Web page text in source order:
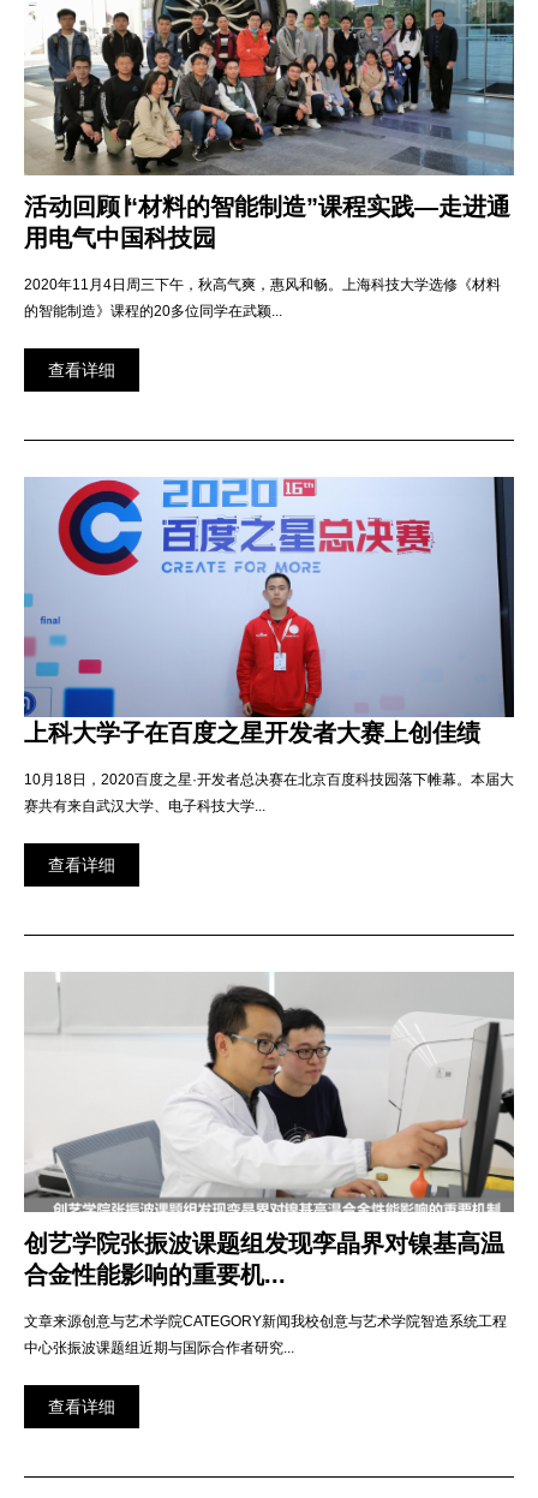
活动回顾∣“材料的智能制造”课程实践—走进通
用电气中国科技园
2020年11月4日周三下午，秋高气爽，惠风和畅。上海科技大学选修《材料
的智能制造》课程的20多位同学在武颖...
查看详细
上科大学子在百度之星开发者大赛上创佳绩
10月18日，2020百度之星·开发者总决赛在北京百度科技园落下帷幕。本届大
赛共有来自武汉大学、电子科技大学...
查看详细
创艺学院张振波课题组发现孪晶界对镍基高温
合金性能影响的重要机...
文章来源创意与艺术学院CATEGORY新闻我校创意与艺术学院智造系统工程
中心张振波课题组近期与国际合作者研究...
查看详细